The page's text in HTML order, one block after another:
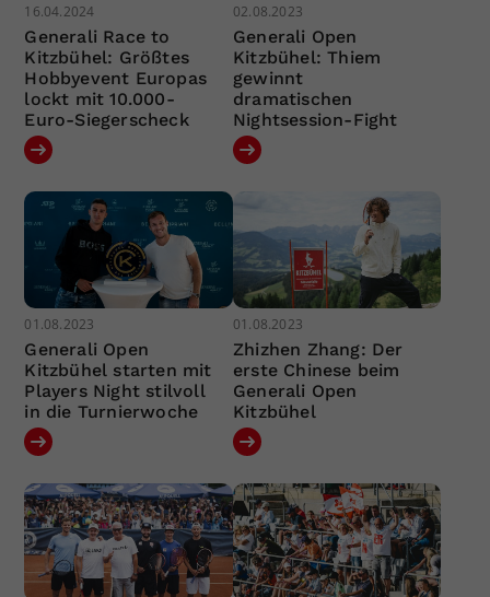
16.04.2024
Generali Race to
Kitzbühel: Größtes
Hobbyevent Europas
lockt mit 10.000-
Euro-Siegerscheck
02.08.2023
Generali Open
Kitzbühel: Thiem
gewinnt
dramatischen
Nightsession-Fight
01.08.2023
Generali Open
Kitzbühel starten mit
Players Night stilvoll
in die Turnierwoche
01.08.2023
Zhizhen Zhang: Der
erste Chinese beim
Generali Open
Kitzbühel